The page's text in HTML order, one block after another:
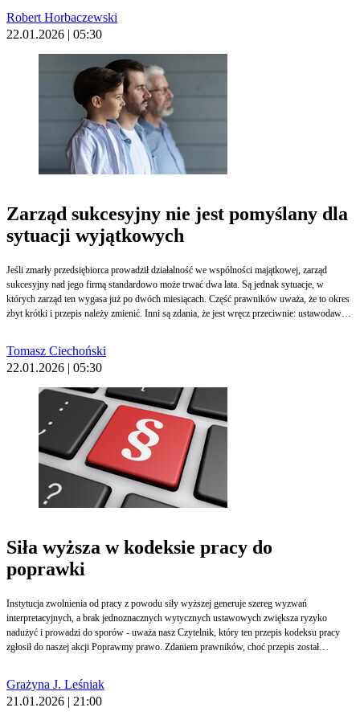
Robert Horbaczewski
22.01.2026 | 05:30
Zarząd sukcesyjny nie jest pomyślany dla
sytuacji wyjątkowych
Jeśli zmarły przedsiębiorca prowadził działalność we wspólności majątkowej, zarząd
sukcesyjny nad jego firmą standardowo może trwać dwa lata. Są jednak sytuacje, w
których zarząd ten wygasa już po dwóch miesiącach. Część prawników uważa, że to okres
zbyt krótki i przepis należy zmienić. Inni są zdania, że jest wręcz przeciwnie: ustawodawca
Tomasz Ciechoński
22.01.2026 | 05:30
Siła wyższa w kodeksie pracy do
poprawki
Instytucja zwolnienia od pracy z powodu siły wyższej generuje szereg wyzwań
interpretacyjnych, a brak jednoznacznych wytycznych ustawowych zwiększa ryzyko
nadużyć i prowadzi do sporów - uważa nasz Czytelnik, który ten przepis kodeksu pracy
zgłosił do naszej akcji Poprawmy prawo. Zdaniem prawników, choć przepis został
Grażyna J. Leśniak
21.01.2026 | 21:00